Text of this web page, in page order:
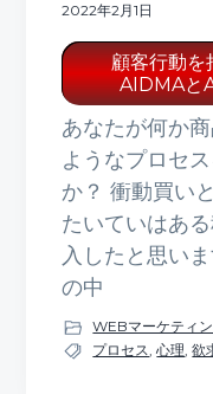
2022年2月1日
顧客行動を
AIDMAと
あなたが何か
ようなプロセ
か？ 衝動買い
たいていはあ
入したと思い
の中
WEBマーケティ
プロセス,心理,欲